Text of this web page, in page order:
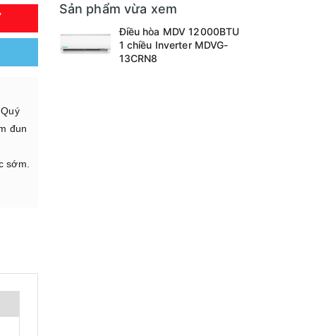
đun
sớm.
Sản phẩm vừa xem
Điều hòa MDV 12000BTU
1 chiều Inverter MDVG-
13CRN8